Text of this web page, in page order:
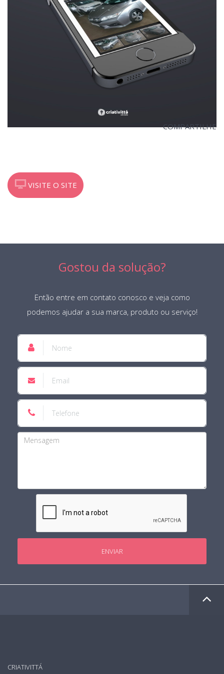
VISITE O SITE
COMPARTILHE
Gostou da solução?
Então entre em contato conosco e veja como
podemos ajudar a sua marca, produto ou serviço!
ENVIAR
CRIATIVITTÁ